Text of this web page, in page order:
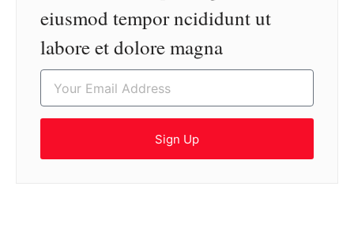
eiusmod tempor ncididunt ut
labore et dolore magna
Sign Up